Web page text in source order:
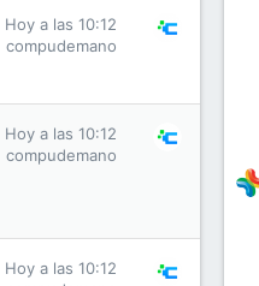
Hoy a las 10:12
compudemano
Hoy a las 10:12
compudemano
Hoy a las 10:12